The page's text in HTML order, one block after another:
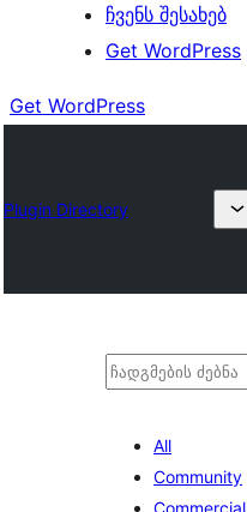
ჩვენს შესახებ
Get WordPress
Get WordPress
Plugin Directory
ძებნა
All
Community
Commercial